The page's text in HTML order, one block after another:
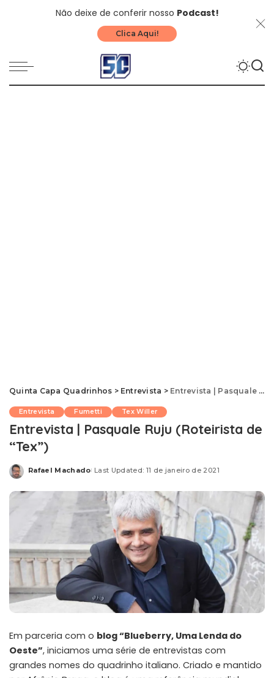
Não deixe de conferir nosso Podcast!
Clica Aqui!
Quinta Capa Quadrinhos > Entrevista > Entrevista | Pasquale Ruju (Roteirista de “Tex”)
Entrevista Fumetti Tex Willer
Entrevista | Pasquale Ruju (Roteirista de
“Tex”)
Posted
Rafael Machado Last Updated: 11 de janeiro de 2021
Em parceria com o blog “Blueberry, Uma Lenda do
Oeste”, iniciamos uma série de entrevistas com
grandes nomes do quadrinho italiano. Criado e mantido